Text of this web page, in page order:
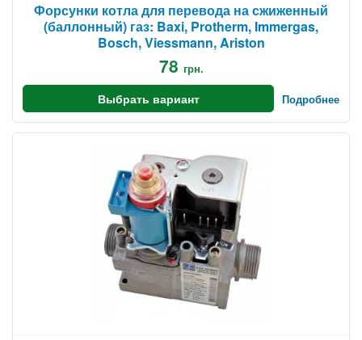
Форсунки котла для перевода на сжиженный
(баллонный) газ: Baxi, Protherm, Immergas,
Bosch, Viessmann, Ariston
78 грн.
Выбрать вариант Подробнее